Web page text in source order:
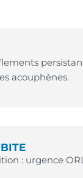
acouphènes.
: urgence